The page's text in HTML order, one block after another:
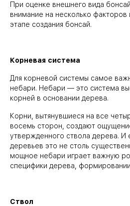
При оценке внешнего вида
внимание на несколько факторов
этапе создания бонсай.
Корневая система
Для корневой системы самое
небари. Небари — это система
корней в основании дерева.
Корни, вытянувшиеся на все
восемь сторон, создают
утвержденного ствола дерева. И
деревьев это не столь
мощное небари играет важную
специфики дерева,
Ствол